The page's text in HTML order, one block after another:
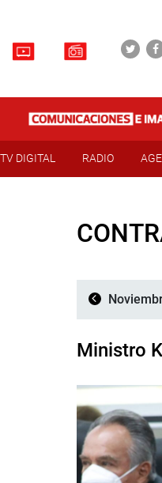
TV DIGITAL RADIO
Ministro